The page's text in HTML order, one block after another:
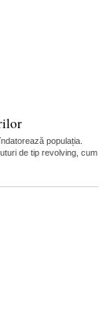
populația.
de tip revolving, cum